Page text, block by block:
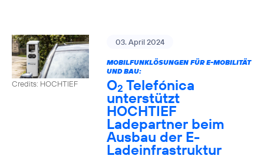
Credits: HOCHTIEF
03. April 2024
MOBILFUNKLÖSUNGEN FÜR E-MOBILITÄT
UND BAU:
O2 Telefónica
unterstützt
HOCHTIEF
Ladepartner beim
Ausbau der E-
Ladeinfrastruktur